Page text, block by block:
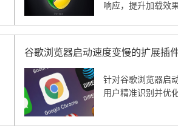
响应，提升加载效果
谷歌浏览器启动速度变慢的扩展插
针对谷歌浏览器启
用户精准识别并优